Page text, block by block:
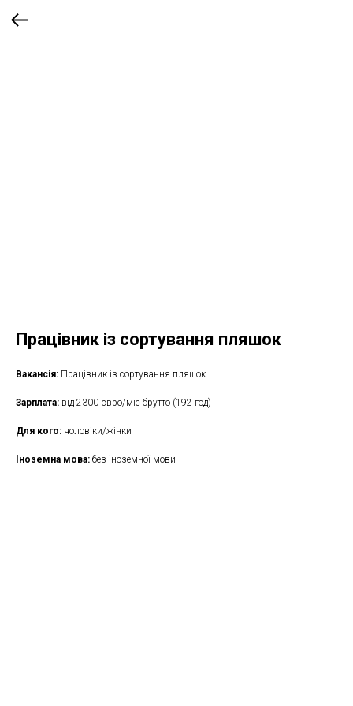
Працівник із сортування пляшок
Вакансія: Працівник із сортування пляшок
Зарплата: від 2300 євро/міс брутто (192 год)
Для кого: чоловіки/жінки
Іноземна мова: без іноземної мови